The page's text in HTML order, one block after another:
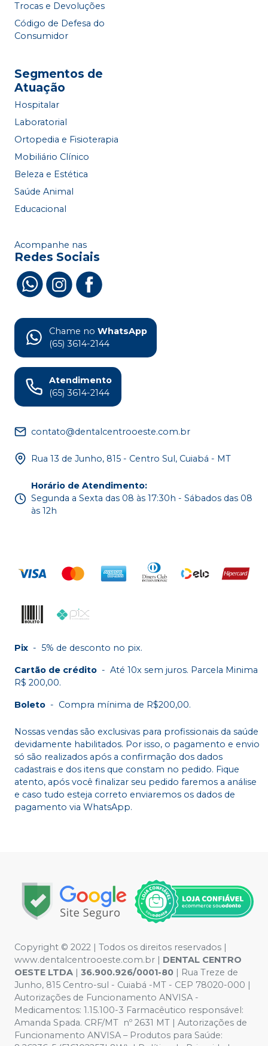
Trocas e Devoluções
Código de Defesa do
Consumidor
Segmentos de
Atuação
Hospitalar
Laboratorial
Ortopedia e Fisioterapia
Mobiliário Clínico
Beleza e Estética
Saúde Animal
Educacional
Acompanhe nas
Redes Sociais
Chame no WhatsApp
(65) 3614-2144
Atendimento
(65) 3614-2144
contato@dentalcentrooeste.com.br
Rua 13 de Junho, 815 - Centro Sul, Cuiabá - MT
Horário de Atendimento:
Segunda a Sexta das 08 às 17:30h - Sábados das 08
às 12h
Pix - 5% de desconto no pix.
Cartão de crédito - Até 10x sem juros. Parcela Minima
R$ 200,00.
Boleto - Compra mínima de R$200,00.
Nossas vendas são exclusivas para profissionais da saúde
devidamente habilitados. Por isso, o pagamento e envio
só são realizados após a confirmação dos dados
cadastrais e dos itens que constam no pedido. Fique
atento, após você finalizar seu pedido faremos a análise
e caso tudo esteja correto enviaremos os dados de
pagamento via WhatsApp.
Copyright © 2022 | Todos os direitos reservados |
www.dentalcentrooeste.com.br | DENTAL CENTRO
OESTE LTDA | 36.900.926/0001-80 | Rua Treze de
Junho, 815 Centro-sul - Cuiabá -MT - CEP 78020-000 |
Autorizações de Funcionamento ANVISA -
Medicamentos: 1.15.100-3 Farmacêutico responsável:
Amanda Spada. CRF/MT nº 2631 MT | Autorizações de
Funcionamento ANVISA – Produtos para Saúde: